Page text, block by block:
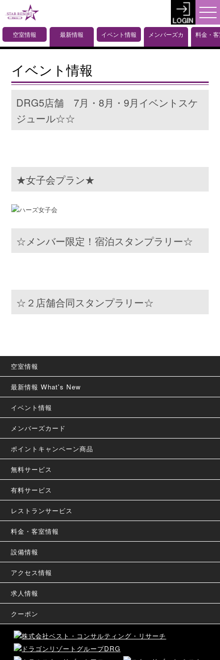
空室情報
最新情報
What's New
イベント情報
メンバーズカ
ード
料金・
報
イベント情報
DRG5店舗 7月・8月・9月イベントスケ
ジュール☆☆
★女子会プラン★
☆メンバー限定！宿泊スタンプラリー☆
☆２店舗合同スタンプラリー☆
空室情報
最新情報 What's New
イベント情報
メンバーズカード
ポイントキャンペーン商品
無料サービス
有料サービス
レストランサービス
料金・客室情報
設備情報
アクセス情報
求人情報
クーポン